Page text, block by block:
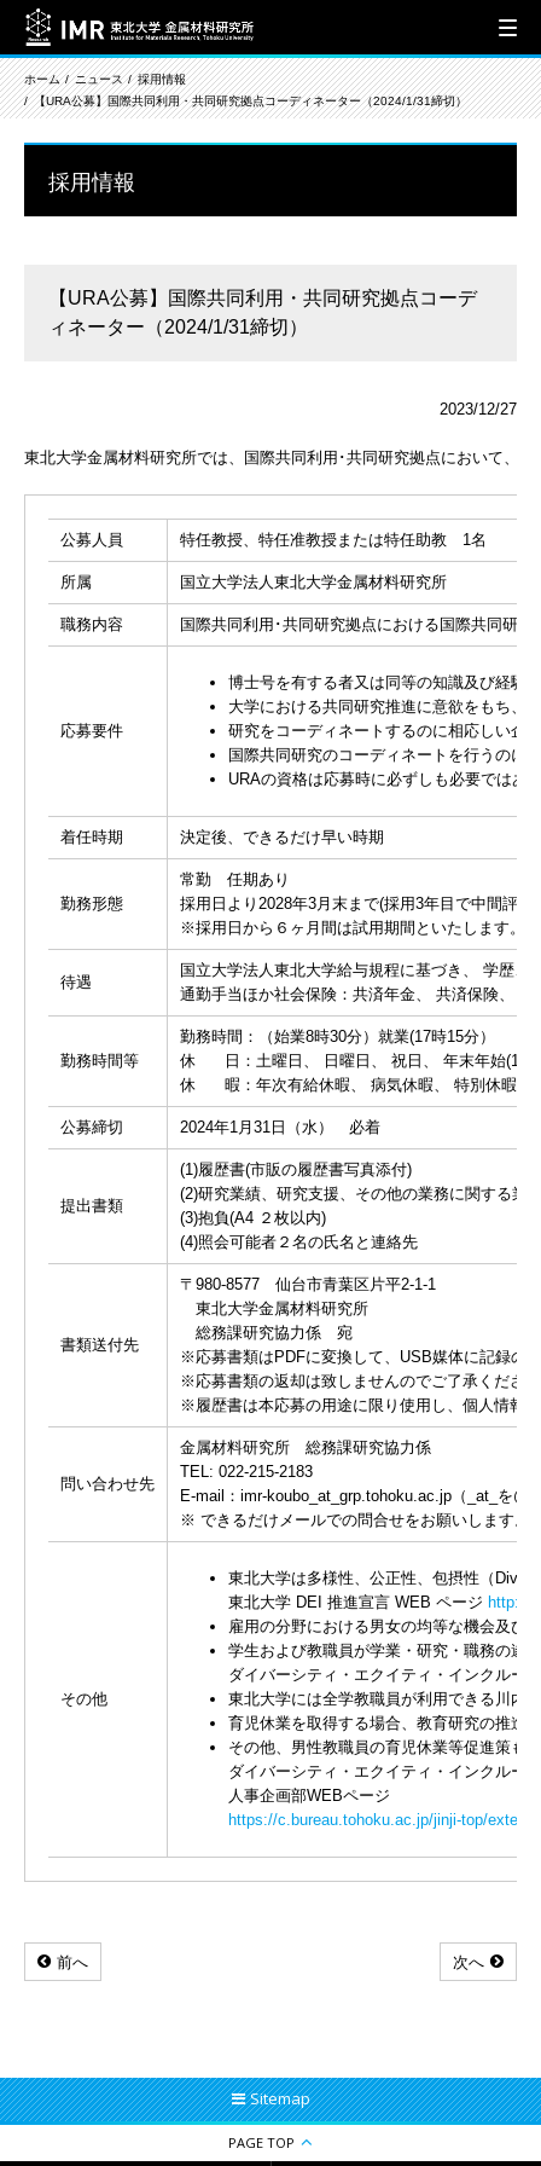
ホーム ニュース
採用情報
【URA公募】国際共同利用・共同研究拠点コーディネーター（2024/1/31締切）
採用情報
【URA公募】国際共同利用・共同研究拠点コーデ
ィネーター（2024/1/31締切）
2023/12/27
東北大学金属材料研究所では、国際共同利用･共同研究拠点において、
公募人員 特任教授、特任准教授または特任助教 1名
所属 国立大学法人東北大学金属材料研究所
職務内容 国際共同利用･共同研究拠点における国際共同研
応募要件
博士号を有する者又は同等の知識及び経験
大学における共同研究推進に意欲をもち、
研究をコーディネートするのに相応しい企
国際共同研究のコーディネートを行うのに
URAの資格は応募時に必ずしも必要ではあ
着任時期 決定後、できるだけ早い時期
勤務形態
常勤 任期あり
採用日より2028年3月末まで(採用3年目で中間評
※採用日から６ヶ月間は試用期間といたします。
待遇
国立大学法人東北大学給与規程に基づき、 学歴、
通勤手当ほか社会保険：共済年金、 共済保険、 雇
勤務時間等
勤務時間：（始業8時30分）就業(17時15分）
休 日：土曜日、 日曜日、 祝日、 年末年始(12
休 暇：年次有給休暇、 病気休暇、 特別休暇（
公募締切 2024年1月31日（水） 必着
提出書類
(1)履歴書(市販の履歴書写真添付)
(2)研究業績、研究支援、その他の業務に関する業
(3)抱負(A4 ２枚以内)
(4)照会可能者２名の氏名と連絡先
書類送付先
〒980-8577 仙台市青葉区片平2-1-1
東北大学金属材料研究所
総務課研究協力係 宛
※応募書類はPDFに変換して、USB媒体に記録の
※応募書類の返却は致しませんのでご了承くださ
※履歴書は本応募の用途に限り使用し、個人情報
問い合わせ先
金属材料研究所 総務課研究協力係
TEL: 022-215-2183
E-mail：imr-koubo_at_grp.tohoku.ac.jp（_at_を@
※ できるだけメールでの問合せをお願いします。
その他
東北大学は多様性、公正性、包摂性（
東北大学 DEI 推進宣言 WEB ページ http://
雇用の分野における男女の均等な機会及び
学生および教職員が学業・研究・職務の遂
ダイバーシティ・エクイティ・インクルー
東北大学には全学教職員が利用できる川内
育児休業を取得する場合、教育研究の推進
その他、男性教職員の育児休業等促進策も
ダイバーシティ・エクイティ・インクルー
人事企画部WEBページ
https://c.bureau.tohoku.ac.jp/jinji-top/
前へ 次へ
Sitemap
PAGE TOP